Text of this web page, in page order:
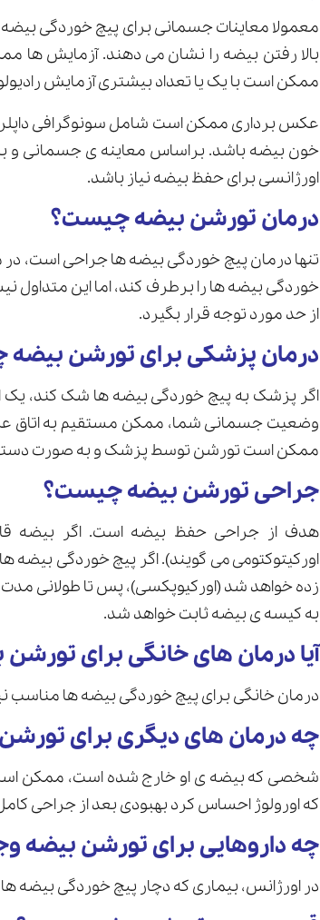
معمولا معاینات جسمانی برای پیچ خوردگی
بالا رفتن بیضه را نشان می دهند. آزمایش
ممکن است با یک یا تعداد بیشتری آزمایش
عکس برداری ممکن است شامل سونوگرافی
خون بیضه باشد. براساس معاینه ی جسمانی و
اورژانسی برای حفظ بیضه نیاز باشد.
درمان تورشن بیضه چیست؟
تنها درمان پیچ خوردگی بیضه ها جراحی است،
خوردگی بیضه ها را برطرف کند، اما این
از حد مورد توجه قرار بگیرد.
درمان پزشکی برای تورشن
اگر پزشک به پیچ خوردگی بیضه ها شک کند، یک
وضعیت جسمانی شما، ممکن مستقیم به اتاق
ممکن است تورشن توسط پزشک و به صورت
جراحی تورشن بیضه چیست؟
هدف از جراحی حفظ بیضه است. اگر بیضه
اورکیتوکتومی می گویند). اگر پیچ خوردگی
زده خواهد شد (اورکیوپکسی)، پس تا طولانی
به کیسه ی بیضه ثابت خواهد شد.
آیا درمان های خانگی برای
درمان خانگی برای پیچ خوردگی بیضه ها
چه درمان های دیگری برای
شخصی که بیضه ی او خارج شده است، ممکن است
که اورولوژ احساس کرد بهبودی بعد از جراحی
چه داروهایی برای تورشن بیضه
در اورژانس، بیماری که دچار پیچ خوردگی